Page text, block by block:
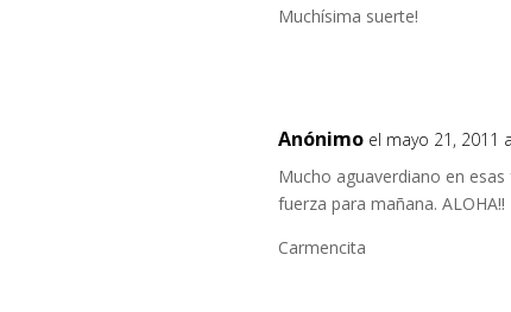
Muchísima suerte!
Anónimo el mayo 21, 2011
Mucho aguaverdiano en
fuerza para mañana. ALOHA!!
Carmencita